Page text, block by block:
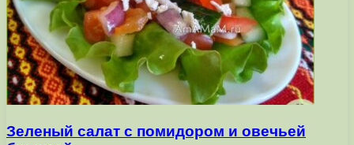
Зеленый салат с помидором и овечьей